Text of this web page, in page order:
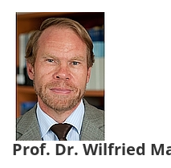
Prof. Dr. Wilfried